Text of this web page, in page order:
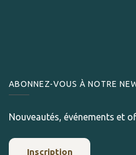
ABONNEZ-VOUS À NOTRE
Nouveautés, événements et
Inscription